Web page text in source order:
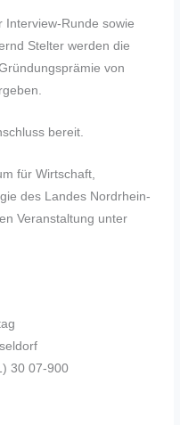
Interview-Runde sowie
Stelter werden die
von
bereit.
für Wirtschaft,
des Landes Nordrhein-
Veranstaltung unter
30 07-900